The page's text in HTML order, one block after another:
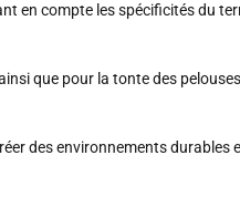
en compte les spécificités du
que pour la tonte des
des environnements durables